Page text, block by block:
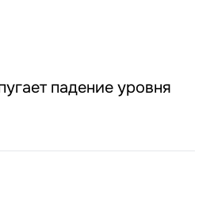
падение уровня